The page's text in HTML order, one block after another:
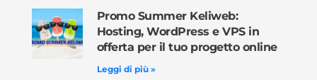
Promo Summer Keliweb:
Hosting, WordPress e VPS in
offerta per il tuo progetto online
Leggi di più »